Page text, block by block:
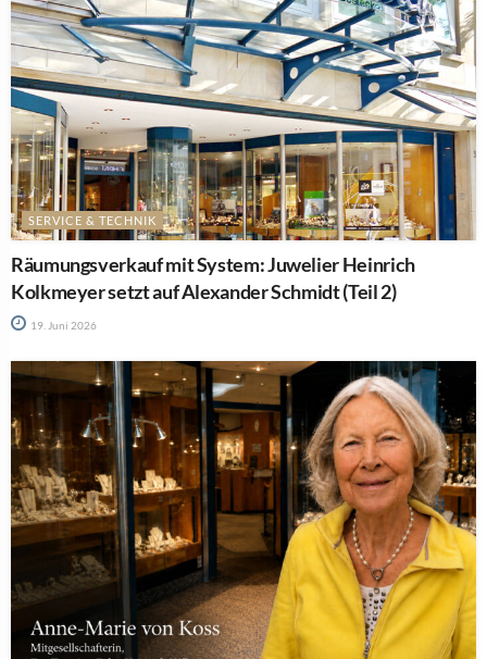
SERVICE & TECHNIK
Räumungsverkauf mit System: Juwelier Heinrich
Kolkmeyer setzt auf Alexander Schmidt (Teil 2)
19. Juni 2026